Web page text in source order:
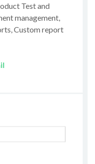
Test and
management,
Custom report